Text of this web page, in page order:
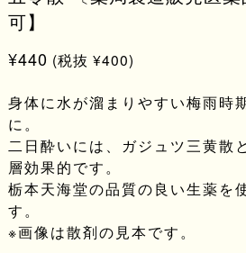
可】
¥440 (税抜 ¥400)
身体に水が溜まりやすい梅雨時
に。
二日酔いには、ガジュツ三黄散
層効果的です。
栃本天海堂の品質の良い生薬を
す。
※画像は散剤の見本です。